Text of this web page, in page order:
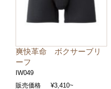
爽快革命 ボクサーブリ
ーフ
IW049
販売価格
¥3,410~